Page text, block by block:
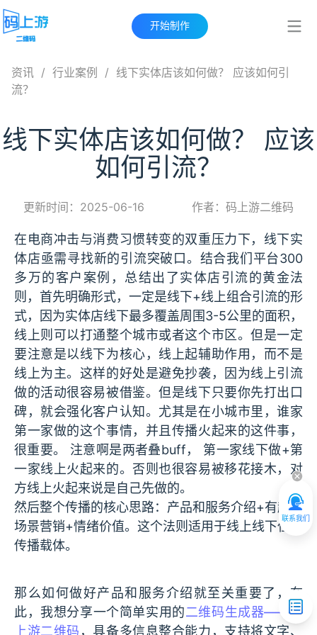
开始制作
联系我们
资讯 / 行业案例 / 线下实体店该如何做？ 应该如何引
流？
线下实体店该如何做？ 应该
如何引流？
更新时间：2025-06-16 作者：码上游二维码
在电商冲击与消费习惯转变的双重压力下，线下实
体店亟需寻找新的引流突破口。结合我们平台300
多万的客户案例，总结出了实体店引流的黄金法
则，首先明确形式，一定是线下+线上组合引流的形
式，因为实体店线下最多覆盖周围3-5公里的面积，
线上则可以打通整个城市或者这个市区。但是一定
要注意是以线下为核心，线上起辅助作用，而不是
线上为主。这样的好处是避免抄袭，因为线上引流
做的活动很容易被借鉴。但是线下只要你先打出口
碑，就会强化客户认知。尤其是在小城市里，谁家
第一家做的这个事情，并且传播火起来的这件事，
很重要。 注意啊是两者叠buff， 第一家线下做+第
一家线上火起来的。否则也很容易被移花接木，对
方线上火起来说是自己先做的。
然后整个传播的核心思路：产品和服务介绍+有趣的
场景营销+情绪价值。这个法则适用于线上线下任何
传播载体。
那么如何做好产品和服务介绍就至关重要了，在
此，我想分享一个简单实用的二维码生成器——码
上游二维码 ，具备多信息整合能力，支持将文字、